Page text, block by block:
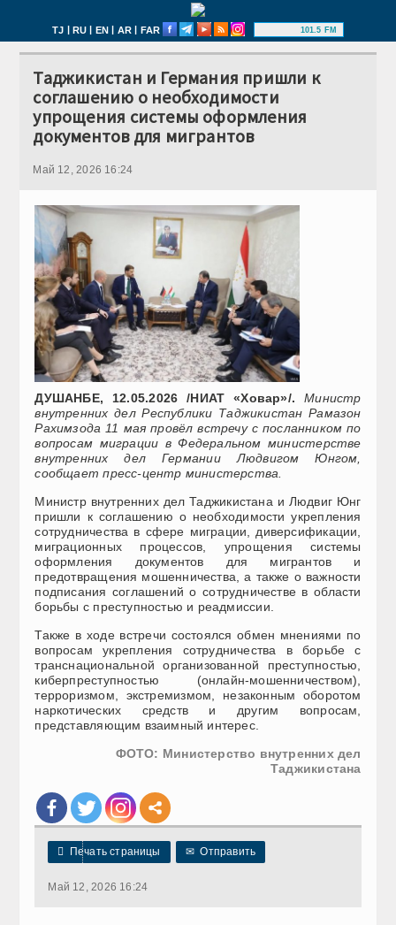
TJ | RU | EN | AR | FAR 101.5 FM
Таджикистан и Германия пришли к
соглашению о необходимости
упрощения системы оформления
документов для мигрантов
Май 12, 2026 16:24
ДУШАНБЕ, 12.05.2026 /НИАТ «Ховар»/.
Министр
внутренних дел Республики Таджикистан Рамазон
Рахимзода 11 мая провёл встречу с посланником по
вопросам миграции в Федеральном министерстве
внутренних дел Германии Людвигом Юнгом,
сообщает пресс-центр министерства.
Министр внутренних дел Таджикистана и Людвиг Юнг
пришли к соглашению о необходимости укрепления
сотрудничества в сфере миграции, диверсификации,
миграционных процессов, упрощения системы
оформления документов для мигрантов и
предотвращения мошенничества, а также о важности
подписания соглашений о сотрудничестве в области
борьбы с преступностью и реадмиссии.
Также в ходе встречи состоялся обмен мнениями по
вопросам укрепления сотрудничества в борьбе с
транснациональной организованной преступностью,
киберпреступностью (онлайн-мошенничеством),
терроризмом, экстремизмом, незаконным оборотом
наркотических средств и другим вопросам,
представляющим взаимный интерес.
ФОТО: Министерство внутренних дел
Таджикистана
 Печать страницы ✉ Отправить
Май 12, 2026 16:24